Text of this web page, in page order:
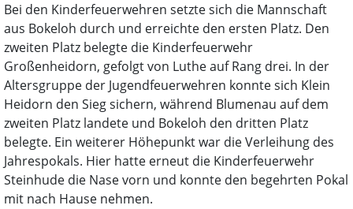
Bei den Kinderfeuerwehren setzte sich die Mannschaft
aus Bokeloh durch und erreichte den ersten Platz. Den
zweiten Platz belegte die Kinderfeuerwehr
Großenheidorn, gefolgt von Luthe auf Rang drei. In der
Altersgruppe der Jugendfeuerwehren konnte sich Klein
Heidorn den Sieg sichern, während Blumenau auf dem
zweiten Platz landete und Bokeloh den dritten Platz
belegte. Ein weiterer Höhepunkt war die Verleihung des
Jahrespokals. Hier hatte erneut die Kinderfeuerwehr
Steinhude die Nase vorn und konnte den begehrten Pokal
mit nach Hause nehmen.